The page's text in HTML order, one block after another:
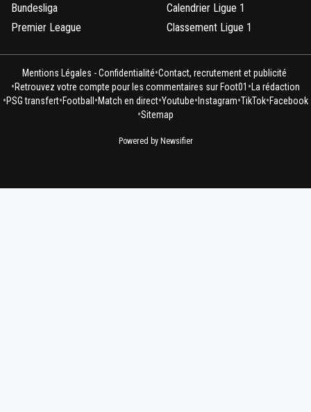
Bundesliga
Premier League
Calendrier Ligue 1
Classement Ligue 1
Mentions Légales - Confidentialité•Contact, recrutement et publicité
•Retrouvez votre compte pour les commentaires sur Foot01 • La rédaction
•PSG transfert•Football •Match en direct•Youtube• Instagram•TikTok•Facebook
•Sitemap
Powered by Newsifier